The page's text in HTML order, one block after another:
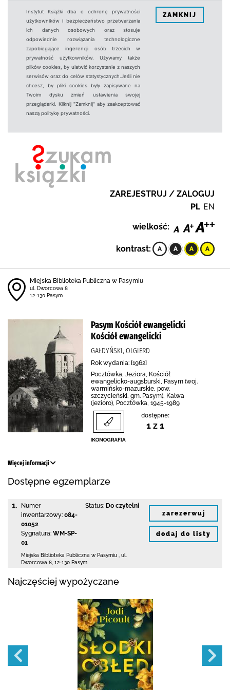
Instytut Książki dba o ochronę prywatności
użytkowników i bezpieczeństwo przetwarzania
ich danych osobowych oraz stosuje
odpowiednie rozwiązania technologiczne
zapobiegające ingerencji osób trzecich w
prywatność użytkowników. Używamy także
plików cookies, by ułatwić korzystanie z naszych
serwisów oraz do celów statystycznych.Jeśli nie
chcesz, by pliki cookies były zapisywane na
Twoim dysku zmień ustawienia swojej
przeglądarki. Kliknij "Zamknij" aby zaakceptować
naszą politykę prywatności.
ZAMKNIJ
ZAREJESTRUJ / ZALOGUJ
PL EN
wielkość:
kontrast:
Miejska Biblioteka Publiczna w Pasymiu
ul. Dworcowa 8
12-130 Pasym
Pasym Kościół ewangelicki
Kościół ewangelicki
GAŁDYŃSKI, OLGIERD
Rok wydania: [1962]
Pocztówka, Jeziora, Kościół
ewangelicko-augsburski, Pasym (woj.
warmińsko-mazurskie, pow.
szczycieński, gm. Pasym), Kalwa
(jezioro), Pocztówka, 1945-1989
dostępne:
1 z 1
Więcej informacji
Dostępne egzemplarze
1.
Numer
inwentarzowy: 084-
01052
Sygnatura: WM-SP-
01
Status: Do czytelni
Miejska Biblioteka Publiczna w Pasymiu
ul.
Dworcowa 8 12-130 Pasym
zarezerwuj
dodaj do listy
Najczęściej wypożyczane